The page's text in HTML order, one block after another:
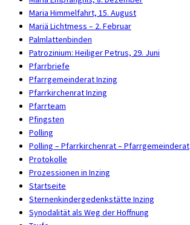
Maria Himmelfahrt, 15. August
Mariä Lichtmess – 2. Februar
Palmlattenbinden
Patrozinium: Heiliger Petrus, 29. Juni
Pfarrbriefe
Pfarrgemeinderat Inzing
Pfarrkirchenrat Inzing
Pfarrteam
Pfingsten
Polling
Polling – Pfarrkirchenrat – Pfarrgemeinderat
Protokolle
Prozessionen in Inzing
Startseite
Sternenkindergedenkstätte Inzing
Synodalität als Weg der Hoffnung